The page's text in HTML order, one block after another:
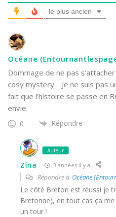
le plus ancien
Océane
Dommage de ne pas
cosy mystery… Je ne suis pas
fait que l’histoire se passe en
envie.
0 Répondre
Auteur
Zina 3 années il y a
Répondre à Océane
Le côté Breton est réussi je
Bretonne), en tout cas ça me
un tour !